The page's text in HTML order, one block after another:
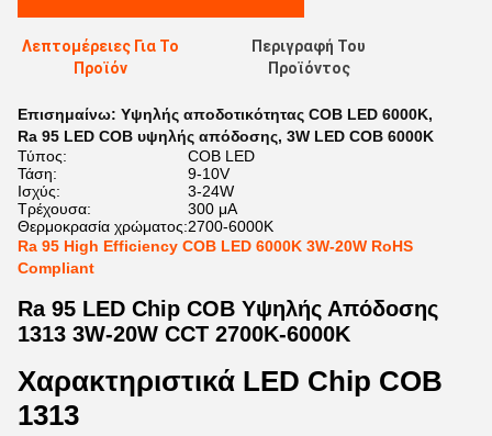
Λεπτομέρειες Για Το
Προϊόν
Περιγραφή Του
Προϊόντος
Επισημαίνω: Υψηλής αποδοτικότητας COB LED 6000K,
Ra 95 LED COB υψηλής απόδοσης, 3W LED COB 6000K
Τύπος:
COB LED
Τάση:
9-10V
Ισχύς:
3-24W
Τρέχουσα:
300 μΑ
Θερμοκρασία χρώματος:2700-6000K
Ra 95 High Efficiency COB LED 6000K 3W-20W RoHS
Compliant
Ra 95 LED Chip COB Υψηλής Απόδοσης
1313 3W-20W CCT 2700K-6000K
Χαρακτηριστικά LED Chip COB
1313